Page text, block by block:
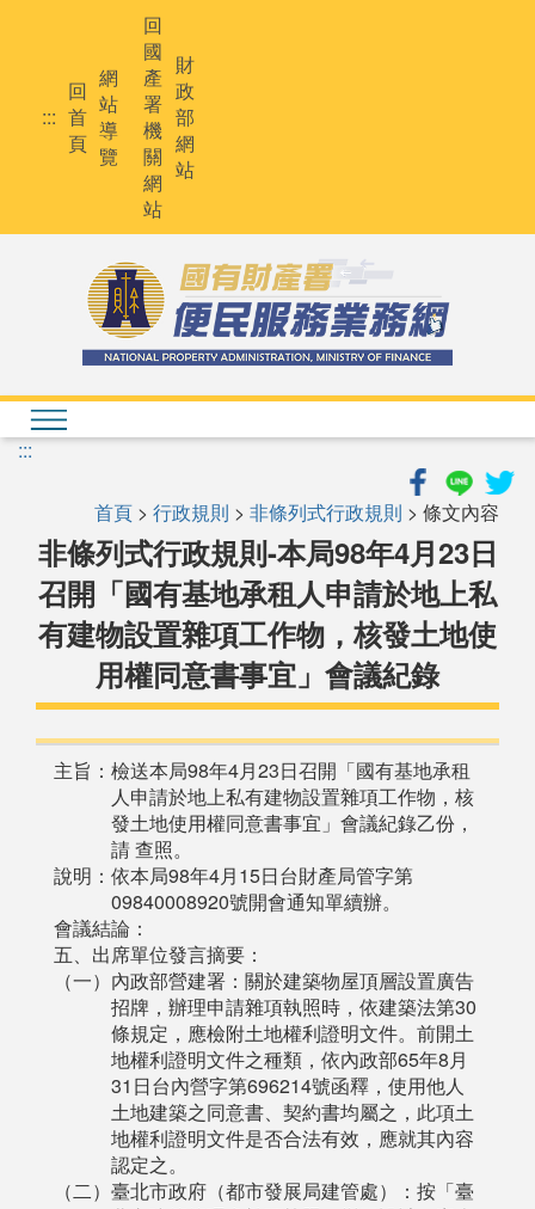
:::
回
首
頁
網
站
導
覽
回
國
產
署
機
關
網
站
財
政
部
網
站
:::
首頁 > 行政規則 > 非條列式行政規則 > 條文內容
非條列式行政規則-本局98年4月23日
召開「國有基地承租人申請於地上私
有建物設置雜項工作物，核發土地使
用權同意書事宜」會議紀錄
主旨：檢送本局98年4月23日召開「國有基地承租
人申請於地上私有建物設置雜項工作物，核
發土地使用權同意書事宜」會議紀錄乙份，
請 查照。
說明：依本局98年4月15日台財產局管字第
09840008920號開會通知單續辦。
會議結論：
五、出席單位發言摘要：
（一）內政部營建署：關於建築物屋頂層設置廣告
招牌，辦理申請雜項執照時，依建築法第30
條規定，應檢附土地權利證明文件。前開土
地權利證明文件之種類，依內政部65年8月
31日台內營字第696214號函釋，使用他人
土地建築之同意書、契約書均屬之，此項土
地權利證明文件是否合法有效，應就其內容
認定之。
（二）臺北市政府（都市發展局建管處）：按「臺